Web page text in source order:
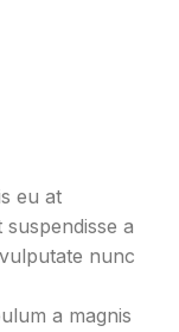
eu at
a
nunc
a magnis